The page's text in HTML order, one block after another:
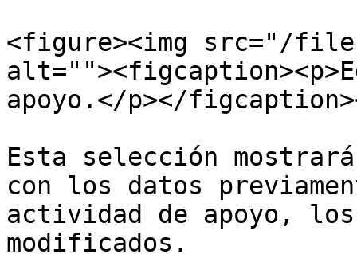
<figure><img src="/
apoyo.</p></
Esta selección
con los datos
actividad de apoyo,
modificados.